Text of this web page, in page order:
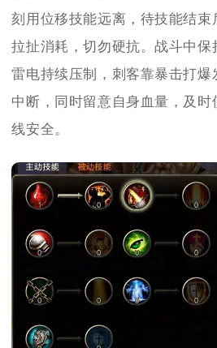
刻用位移技能远离，待技能结束
拉扯消耗，切勿硬抗。战斗中保
雷电持续压制，刺客靠暴击打爆
中断，同时留意自身血量，及时
线安全。